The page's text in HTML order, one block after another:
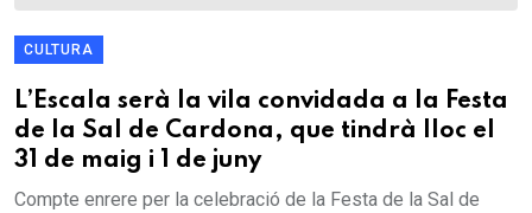
CULTURA
L’Escala serà la vila convidada a la Festa
de la Sal de Cardona, que tindrà lloc el
31 de maig i 1 de juny
Compte enrere per la celebració de la Festa de la Sal de